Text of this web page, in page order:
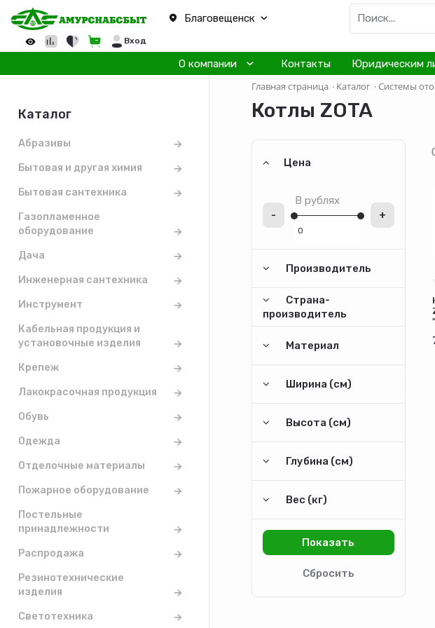
Благовещенск
Вход
О компании Контакты Юридическим
Каталог
Абразивы
Бытовая и другая химия
Бытовая сантехника
Газопламенное
оборудование
Дача
Инженерная сантехника
Инструмент
Кабельная продукция и
установочные изделия
Крепеж
Лакокрасочная продукция
Обувь
Одежда
Отделочные материалы
Пожарное оборудование
Постельные
принадлежности
Распродажа
Резинотехнические
изделия
Светотехника
Главная страница · Каталог ·Системы
Котлы ZOTA
Цена
-
В рублях
+
Производитель
Страна-
производитель
Материал
Ширина (см)
Высота (см)
Глубина (см)
Вес (кг)